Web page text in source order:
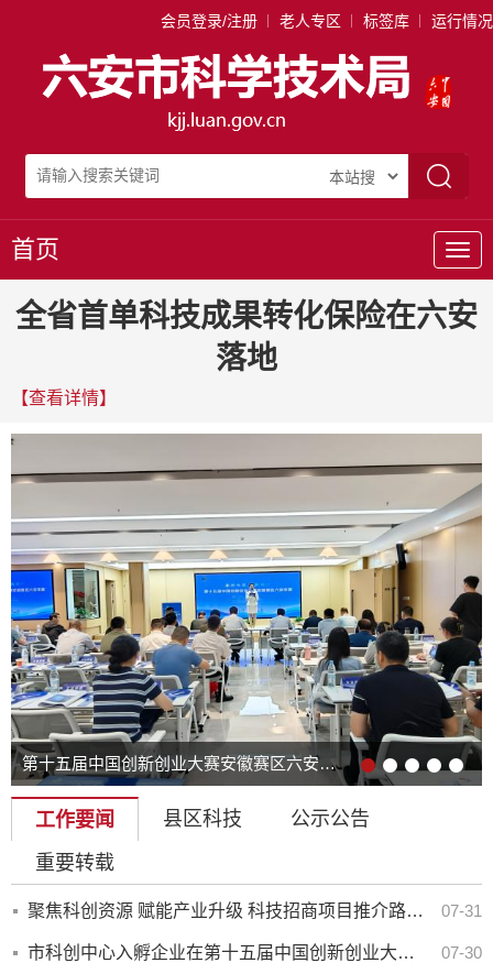
会员登录/注册 老人专区 标签库 运行情况
导
航
首页
全省首单科技成果转化保险在六安
落地
【查看详情】
第十五届中国创新创业大赛安徽赛区六安市赛成功举办
工作要闻 县区科技
公示公告
重要转载
聚焦科创资源 赋能产业升级 科技招商项目推介路演进园区活动成功举办 07-31
市科创中心入孵企业在第十五届中国创新创业大赛安徽赛区六安市赛中斩获佳绩 07-30